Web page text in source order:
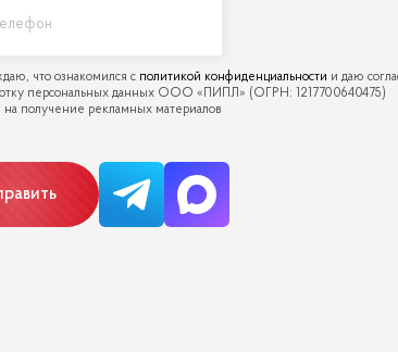
политикой конфиденциальности